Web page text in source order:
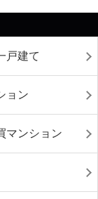
戸建て
ョン
マンション